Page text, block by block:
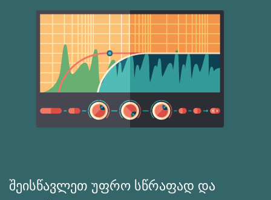
შეისწავლეთ უფრო სწრაფად და